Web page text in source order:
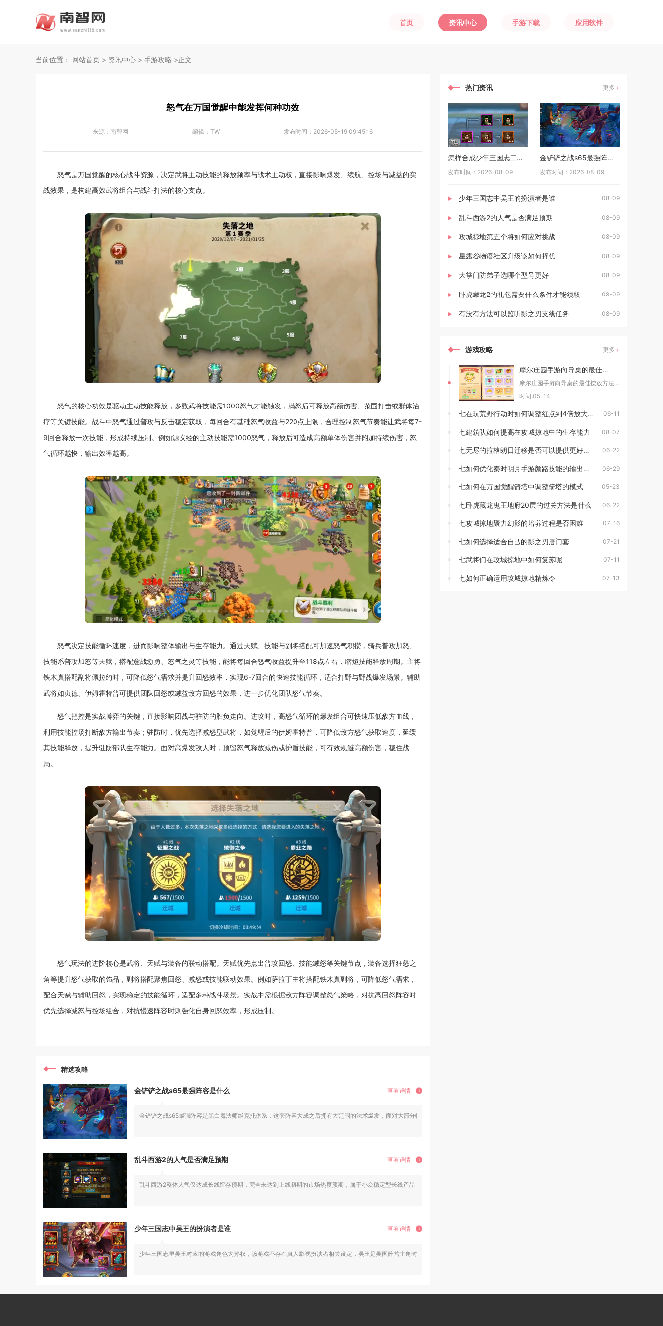
首页 资讯中心 手游下载 应用软件
当前位置： 网站首页 > 资讯中心 > 手游攻略 >正文
怒气在万国觉醒中能发挥何种功效
来源： 南智网 编辑： TW 发布时间： 2026-05-19 09:45:16
怒气是万国觉醒的核心战斗资源，决定武将主动技能的释放频率与战术主动权，直接影响爆发、续航、控场与减益的实
战效果，是构建高效武将组合与战斗打法的核心支点。
怒气的核心功效是驱动主动技能释放，多数武将技能需1000怒气才能触发，满怒后可释放高额伤害、范围打击或群体治
疗等关键技能。战斗中怒气通过普攻与反击稳定获取，每回合有基础怒气收益与220点上限，合理控制怒气节奏能让武将每7-
9回合释放一次技能，形成持续压制。例如源义经的主动技能需1000怒气，释放后可造成高额单体伤害并附加持续伤害，怒
气循环越快，输出效率越高。
怒气决定技能循环速度，进而影响整体输出与生存能力。通过天赋、技能与副将搭配可加速怒气积攒，骑兵普攻加怒、
技能系普攻加怒等天赋，搭配愈战愈勇、怒气之灵等技能，能将每回合怒气收益提升至118点左右，缩短技能释放周期。主将
铁木真搭配副将佩拉约时，可降低怒气需求并提升回怒效率，实现6-7回合的快速技能循环，适合打野与野战爆发场景。辅助
武将如贞德、伊姆霍特普可提供团队回怒或减益敌方回怒的效果，进一步优化团队怒气节奏。
怒气把控是实战博弈的关键，直接影响团战与驻防的胜负走向。进攻时，高怒气循环的爆发组合可快速压低敌方血线，
利用技能控场打断敌方输出节奏；驻防时，优先选择减怒型武将，如觉醒后的伊姆霍特普，可降低敌方怒气获取速度，延缓
其技能释放，提升驻防部队生存能力。面对高爆发敌人时，预留怒气释放减伤或护盾技能，可有效规避高额伤害，稳住战
局。
怒气玩法的进阶核心是武将、天赋与装备的联动搭配。天赋优先点出普攻回怒、技能减怒等关键节点，装备选择狂怒之
角等提升怒气获取的饰品，副将搭配聚焦回怒、减怒或技能联动效果。例如萨拉丁主将搭配铁木真副将，可降低怒气需求，
配合天赋与辅助回怒，实现稳定的技能循环，适配多种战斗场景。实战中需根据敌方阵容调整怒气策略，对抗高回怒阵容时
优先选择减怒与控场组合，对抗慢速阵容时则强化自身回怒效率，形成压制。
精选攻略
金铲铲之战s65最强阵容是什么 查看详情
金铲铲之战s65最强阵容是黑白魔法师维克托体系，这套阵容大成之后拥有大范围的法术爆发，面对大部分物理输出阵容都拥有绝对压制力，八人口即可完全成型，不需要多余转职羁绊，成型门槛适中
乱斗西游2的人气是否满足预期 查看详情
乱斗西游2整体人气仅达成长线留存预期，完全未达到上线初期的市场热度预期，属于小众稳定型长线产品，而非大众化热门竞技手游。这款融合MOBA推塔与卡牌英雄养成的西游题材作品，依靠差异
少年三国志中吴王的扮演者是谁 查看详情
少年三国志里吴王对应的游戏角色为孙权，该游戏不存在真人影视扮演者相关设定，吴王是吴国阵营主角时装身份，原型取自三国历史人物孙权。市面上同名影视剧、其他三国游戏里饰演孙权的演员
热门资讯 更多
怎样合成少年三国志二中的极品宝物
发布时间：2026-08-09
金铲铲之战s65最强阵容是什么
发布时间：2026-08-09
少年三国志中吴王的扮演者是谁 08-09
乱斗西游2的人气是否满足预期 08-09
攻城掠地第五个将如何应对挑战 08-09
星露谷物语社区升级该如何择优 08-09
大掌门防弟子选哪个型号更好 08-09
卧虎藏龙2的礼包需要什么条件才能领取 08-09
有没有方法可以监听影之刃支线任务 08-09
游戏攻略 更多
摩尔庄园手游向导桌的最佳摆放方法是什么
摩尔庄园手游向导桌的最佳摆放方法，是优先选择人流量密集、视野开阔且无遮挡的核心区域，预留充
时间:05-14
七在玩荒野行动时如何调整红点到4倍放大有人能教一下吗 06-11
七建筑队如何提高在攻城掠地中的生存能力 08-07
七无尽的拉格朗日迁移是否可以提供更好的教育资源 06-22
七如何优化秦时明月手游颜路技能的输出伤害 06-29
七如何在万国觉醒箭塔中调整箭塔的模式 05-23
七卧虎藏龙鬼王地府20层的过关方法是什么 06-22
七攻城掠地聚力幻影的培养过程是否困难 07-16
七如何选择适合自己的影之刃唐门套 07-21
七武将们在攻城掠地中如何复苏呢 07-11
七如何正确运用攻城掠地精炼令 07-13